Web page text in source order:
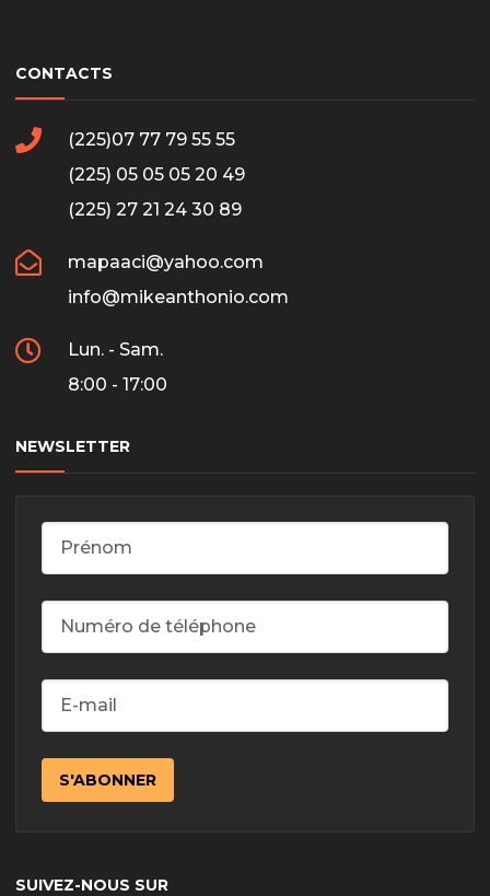
CONTACTS
(225)07 77 79 55 55
(225) 05 05 05 20 49
(225) 27 21 24 30 89
mapaaci@yahoo.com
info@mikeanthonio.com
Lun. - Sam.
8:00 - 17:00
NEWSLETTER
SUIVEZ-NOUS SUR